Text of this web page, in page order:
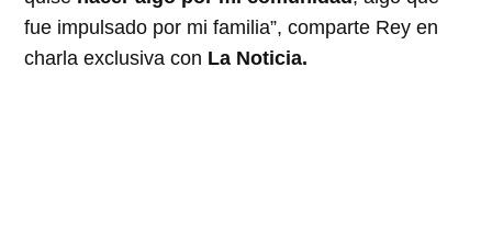
fue impulsado por mi familia”, comparte Rey en
charla exclusiva con La Noticia.